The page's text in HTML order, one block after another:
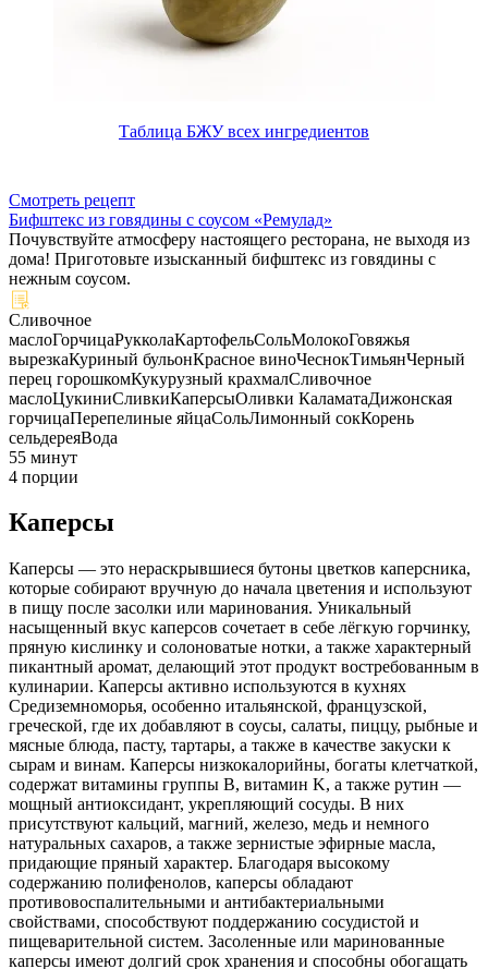
Таблица БЖУ всех ингредиентов
Смотреть рецепт
Бифштекс из говядины с соусом «Ремулад»
Почувствуйте атмосферу настоящего ресторана, не выходя из
дома! Приготовьте изысканный бифштекс из говядины с
нежным соусом.
Сливочное
маслоГорчицаРукколаКартофельСольМолокоГовяжья
вырезкаКуриный бульонКрасное виноЧеснокТимьянЧерный
перец горошкомКукурузный крахмалСливочное
маслоЦукиниСливкиКаперсыОливки КаламатаДижонская
горчицаПерепелиные яйцаСольЛимонный сокКорень
сельдереяВода
55 минут
4 порции
Каперсы
Каперсы — это нераскрывшиеся бутоны цветков каперсника,
которые собирают вручную до начала цветения и используют
в пищу после засолки или маринования. Уникальный
насыщенный вкус каперсов сочетает в себе лёгкую горчинку,
пряную кислинку и солоноватые нотки, а также характерный
пикантный аромат, делающий этот продукт востребованным в
кулинарии. Каперсы активно используются в кухнях
Средиземноморья, особенно итальянской, французской,
греческой, где их добавляют в соусы, салаты, пиццу, рыбные и
мясные блюда, пасту, тартары, а также в качестве закуски к
сырам и винам. Каперсы низкокалорийны, богаты клетчаткой,
содержат витамины группы B, витамин K, а также рутин —
мощный антиоксидант, укрепляющий сосуды. В них
присутствуют кальций, магний, железо, медь и немного
натуральных сахаров, а также зернистые эфирные масла,
придающие пряный характер. Благодаря высокому
содержанию полифенолов, каперсы обладают
противовоспалительными и антибактериальными
свойствами, способствуют поддержанию сосудистой и
пищеварительной систем. Засоленные или маринованные
каперсы имеют долгий срок хранения и способны обогащать